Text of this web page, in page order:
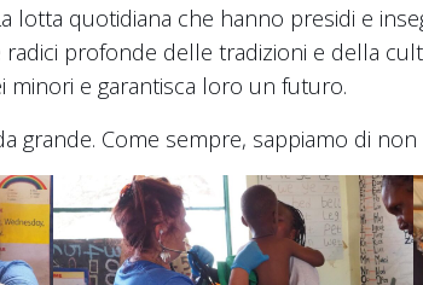
lotta quotidiana che hanno presidi e
profonde delle tradizioni e della
minori e garantisca loro un futuro.
grande. Come sempre, sappiamo di